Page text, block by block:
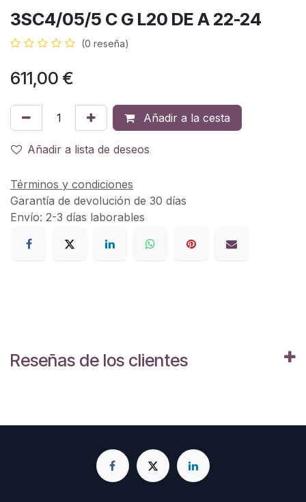
3SC4/05/5 C G L20 DE A 22-24
(0 reseña)
611,00 €
Añadir a la cesta
Añadir a lista de deseos
Términos y condiciones
Garantía de devolución de 30 días
Envío: 2-3 días laborables
Reseñas de los clientes